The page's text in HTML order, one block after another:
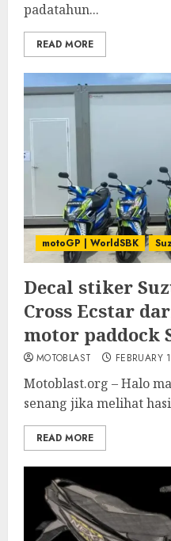
padatahun...
READ MORE
motoGP | WorldSBK
Decal stiker
Cross Ecstar
motor paddock
MOTOBLAST FEBRUARY
Motoblast.org – Halo
senang jika melihat
READ MORE